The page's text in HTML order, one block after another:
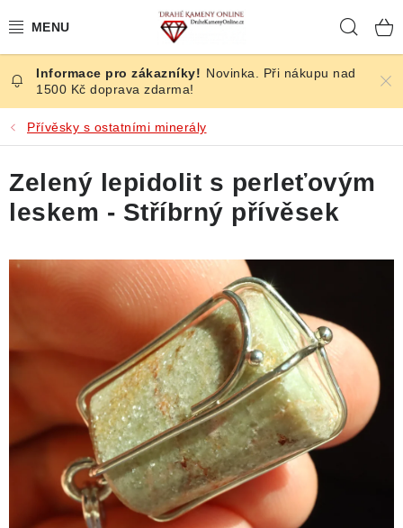
na
ČESKÉ KAMENY
ŠPERKY
KAMENY ZE SVĚTA
BROUŠENÉ
SLEVY
NALEZIŠTĚ
NÁŠ PŘÍBĚH
Novinka. Při nákupu nad
1500 Kč doprava zdarma!
Přívěsky s ostatními minerály
Zelený lepidolit s perleťovým
leskem - Stříbrný přívěsek